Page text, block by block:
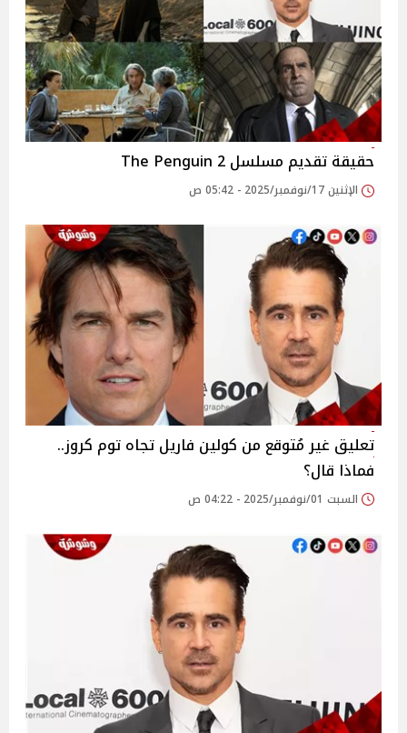
حقيقة تقديم مسلسل 2 The Penguin
الإثنين 17/نوفمبر/2025 - 05:42 ص
تعليق غير مُتوقع من كولين فاريل تجاه توم كروز..
فماذا قال؟
السبت 01/نوفمبر/2025 - 04:22 ص